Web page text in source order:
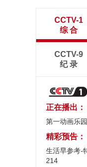
CCTV-1
综 合
CCTV-9
纪 录
正在播出：
第一动画乐
精彩预告：
生活早参考-
214